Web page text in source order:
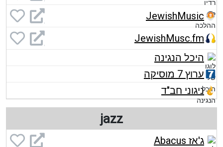
JewishMusic
JewishMusc.fm
היכל הנגינה
ערוץ 7 מוסיקה
ניגוני חב"ד
jazz
ג'אז Abacus